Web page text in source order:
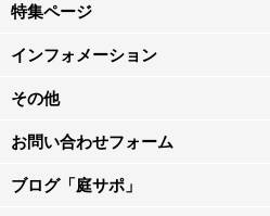
特集ページ
インフォメーション
その他
お問い合わせフォーム
ブログ「庭サポ」